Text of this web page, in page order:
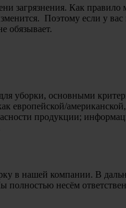
загрязнения. Как
Поэтому если у
обязывает.
уборки, основными
европейской/
продукции;
в нашей компании. В
несём